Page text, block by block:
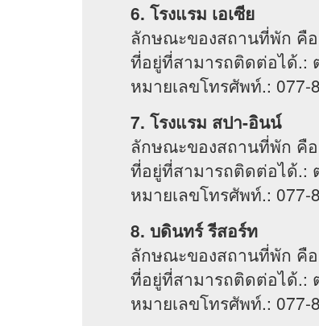
6. โรงแรม เอเซีย
ลักษณะของสถานที่พัก คือ
ที่อยู่ที่สามารถติดต่อได้.:
หมายเลขโทรศัพท์.: 077-
7. โรงแรม สปา-อินน์
ลักษณะของสถานที่พัก คือ
ที่อยู่ที่สามารถติดต่อได้.:
หมายเลขโทรศัพท์.: 077-
8. บดินทร์ รีสอร์ท
ลักษณะของสถานที่พัก คือ
ที่อยู่ที่สามารถติดต่อได้.:
หมายเลขโทรศัพท์.: 077-